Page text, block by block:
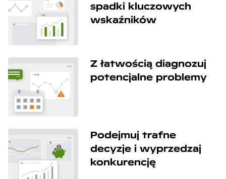
spadki kluczowych
wskaźników
Z łatwością diagnozuj
potencjalne problemy
Podejmuj trafne
decyzje i wyprzedzaj
konkurencję